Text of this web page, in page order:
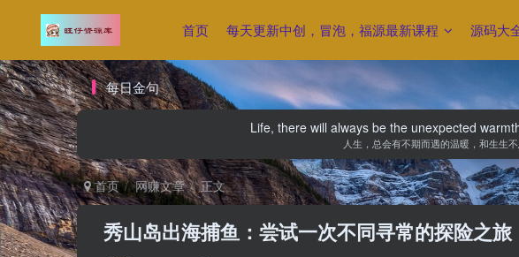
首页 每天更新中创，冒泡，福源最新课程 源码大
每日金句
Life, there will always be the unexpected
人生，总会有不期而遇的温暖，和生生
首页 网赚文章 正文
秀山岛出海捕鱼：尝试一次不同寻常的探险之旅